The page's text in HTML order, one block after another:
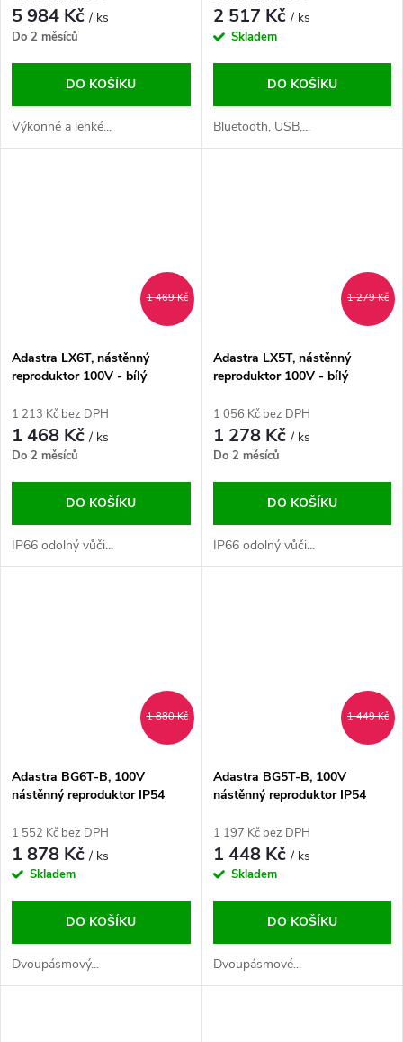
5 984 Kč/ ks
Do 2 měsíců
DO KOŠÍKU
Výkonné a lehké...
2 517 Kč/ ks
Skladem
DO KOŠÍKU
Bluetooth, USB,...
1 469 Kč
Adastra LX6T, nástěnný
reproduktor 100V - bílý
1 213 Kč bez DPH
1 468 Kč/ ks
Do 2 měsíců
DO KOŠÍKU
IP66 odolný vůči...
1 279 Kč
Adastra LX5T, nástěnný
reproduktor 100V - bílý
1 056 Kč bez DPH
1 278 Kč/ ks
Do 2 měsíců
DO KOŠÍKU
IP66 odolný vůči...
1 880 Kč
Adastra BG6T-B, 100V
nástěnný reproduktor IP54
1 552 Kč bez DPH
1 878 Kč/ ks
Skladem
DO KOŠÍKU
Dvoupásmový...
1 449 Kč
Adastra BG5T-B, 100V
nástěnný reproduktor IP54
1 197 Kč bez DPH
1 448 Kč/ ks
Skladem
DO KOŠÍKU
Dvoupásmové...